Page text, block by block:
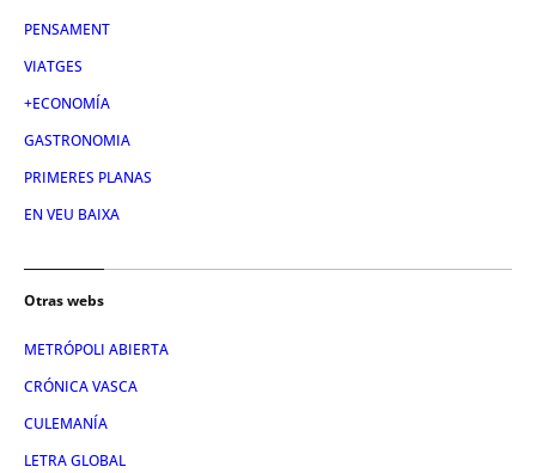
PENSAMENT
VIATGES
+ECONOMÍA
GASTRONOMIA
PRIMERES PLANAS
EN VEU BAIXA
Otras webs
METRÓPOLI ABIERTA
CRÓNICA VASCA
CULEMANÍA
LETRA GLOBAL